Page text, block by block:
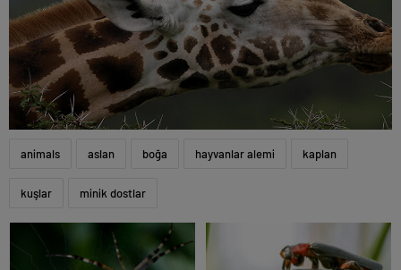
animals aslan boğa hayvanlar alemi kaplan
kuşlar minik dostlar